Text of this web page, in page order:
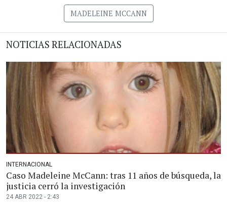
MADELEINE MCCANN
NOTICIAS RELACIONADAS
INTERNACIONAL
Caso Madeleine McCann: tras 11 años de búsqueda, la
justicia cerró la investigación
24 ABR 2022 - 2:43